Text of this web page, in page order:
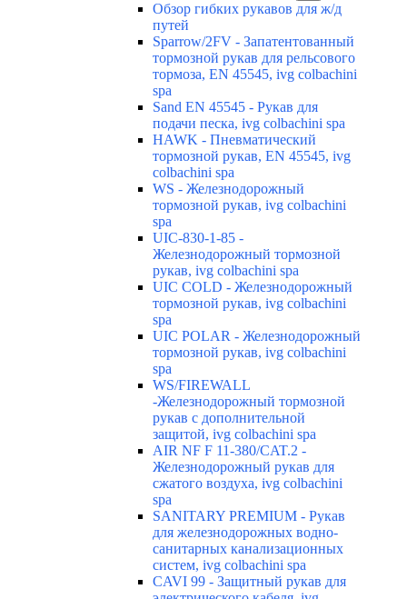
Обзор гибких рукавов для ж/д
путей
Sparrow/2FV - Запатентованный
тормозной рукав для рельсового
тормоза, EN 45545, ivg colbachini
spa
Sand EN 45545 - Рукав для
подачи песка, ivg colbachini spa
HAWK - Пневматический
тормозной рукав, EN 45545, ivg
colbachini spa
WS - Железнодорожный
тормозной рукав, ivg colbachini
spa
UIC-830-1-85 -
Железнодорожный тормозной
рукав, ivg colbachini spa
UIC COLD - Железнодорожный
тормозной рукав, ivg colbachini
spa
UIC POLAR - Железнодорожный
тормозной рукав, ivg colbachini
spa
WS/FIREWALL
-Железнодорожный тормозной
рукав с дополнительной
защитой, ivg colbachini spa
AIR NF F 11-380/CAT.2 -
Железнодорожный рукав для
сжатого воздуха, ivg colbachini
spa
SANITARY PREMIUM - Рукав
для железнодорожных водно-
санитарных канализационных
систем, ivg colbachini spa
CAVI 99 - Защитный рукав для